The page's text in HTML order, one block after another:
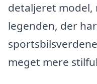
detaljeret model,
legenden, der
meget mere